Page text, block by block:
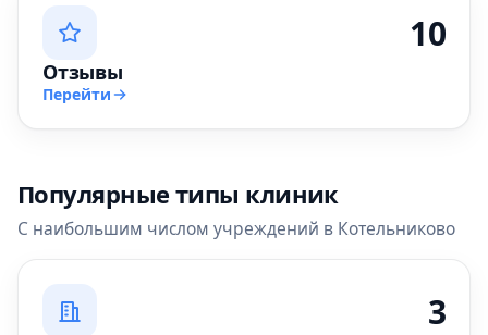
10
Отзывы
Перейти
Популярные типы клиник
С наибольшим числом учреждений в Котельниково
3